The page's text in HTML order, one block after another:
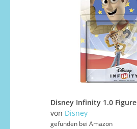
Disney Infinity 1.0 Figure
von Disney
gefunden bei Amazon